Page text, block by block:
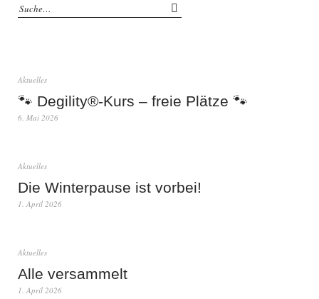
Aktuelles
🐾 Degility®-Kurs – freie Plätze 🐾
6. Mai 2026
Aktuelles
Die Winterpause ist vorbei!
1. April 2026
Aktuelles
Alle versammelt
1. April 2026